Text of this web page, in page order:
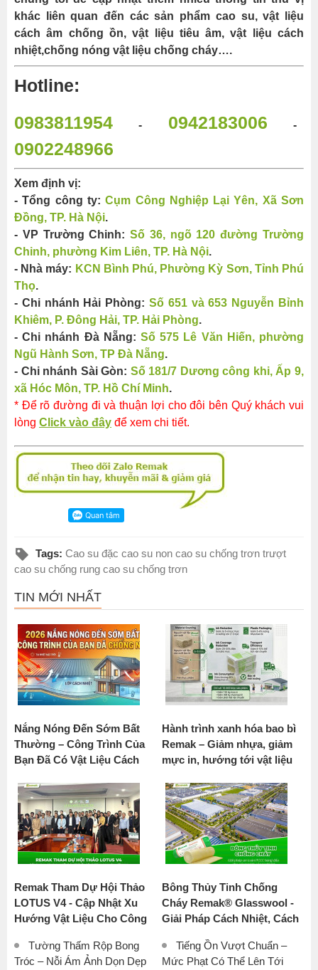
khác liên quan đến các sản phẩm cao su, vật liệu
cách âm chống ồn, vật liệu tiêu âm, vật liệu cách
nhiệt,chống nóng vật liệu chống cháy….
Hotline:
0983811954
- 0942183006 -
0902248966
Xem định vị:
- Tổng công ty:Cụm Công Nghiệp Lại Yên, Xã Sơn
Đồng, TP. Hà Nội.
- VP Trường Chinh:Số 36, ngõ 120 đường Trường
Chinh, phường Kim Liên, TP. Hà Nội.
- Nhà máy: KCN Bình Phú, Phường Kỳ Sơn, Tỉnh Phú
Thọ.
- Chi nhánh Hải Phòng: Số 651 và 653 Nguyễn Bỉnh
Khiêm, P. Đông Hải, TP. Hải Phòng.
- Chi nhánh Đà Nẵng: Số 575 Lê Văn Hiến, phường
Ngũ Hành Sơn, TP Đà Nẵng.
- Chi nhánh Sài Gòn: Số 181/7 Dương công khi, Ấp 9,
xã Hóc Môn, TP. Hồ Chí Minh.
* Để rõ đường đi và thuận lợi cho đôi bên Quý khách vui
lòng Click vào đây để xem chi tiết.
Tags: Cao su đặc cao su non cao su chống trơn trượt
cao su chống rung cao su chống trơn
TIN MỚI NHẤT
Nắng Nóng Đến Sớm Bất
Thường – Công Trình Của
Bạn Đã Có Vật Liệu Cách
Hành trình xanh hóa bao bì
Remak – Giảm nhựa, giảm
mực in, hướng tới vật liệu
Remak Tham Dự Hội Thảo
LOTUS V4 - Cập Nhật Xu
Hướng Vật Liệu Cho Công
Bông Thủy Tinh Chống
Cháy Remak® Glasswool -
Giải Pháp Cách Nhiệt, Cách
Công Nghiệp
Tường Thấm Rộp Bong
Tróc – Nỗi Ám Ảnh Dọn Dẹp
Tiếng Ồn Vượt Chuẩn –
Mức Phạt Có Thể Lên Tới